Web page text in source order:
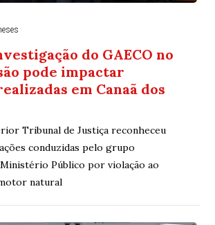
do GAECO no
pode impactar
em Canaã dos
Tribunal de Justiça reconheceu
conduzidas pelo grupo
Público por violação ao
natural